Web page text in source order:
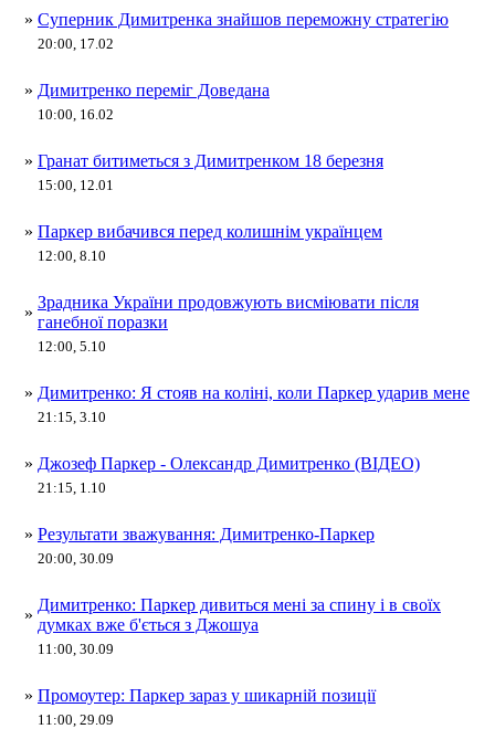
» Суперник Димитренка знайшов переможну стратегію
20:00, 17.02
» Димитренко переміг Доведана
10:00, 16.02
» Гранат битиметься з Димитренком 18 березня
15:00, 12.01
» Паркер вибачився перед колишнім українцем
12:00, 8.10
»
Зрадника України продовжують висміювати після
ганебної поразки
12:00, 5.10
» Димитренко: Я стояв на коліні, коли Паркер ударив мене
21:15, 3.10
» Джозеф Паркер - Олександр Димитренко (ВІДЕО)
21:15, 1.10
» Результати зважування: Димитренко-Паркер
20:00, 30.09
»
Димитренко: Паркер дивиться мені за спину і в своїх
думках вже б'ється з Джошуа
11:00, 30.09
» Промоутер: Паркер зараз у шикарній позиції
11:00, 29.09